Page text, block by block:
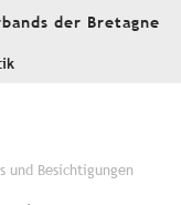
der Bretagne
und Besichtigungen